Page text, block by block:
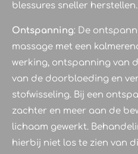
blessures sneller herstellen.
Ontspanning: De
massage met een
werking, ontspanning van
van de doorbloeding en
stofwisseling. Bij een
zachter en meer aan de
lichaam gewerkt.
hierbij niet los te zien van